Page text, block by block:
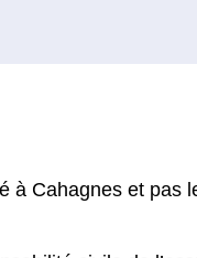
à Cahagnes et pas